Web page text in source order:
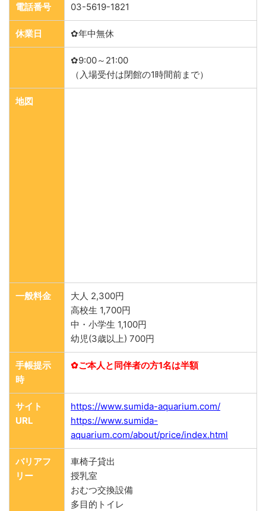
電話番号 03-5619-1821
休業日 ✿年中無休
✿9:00～21:00
（入場受付は閉館の1時間前まで）
地図
一般料金
大人 2,300円
高校生 1,700円
中・小学生 1,100円
幼児(3歳以上) 700円
手帳提示
時
✿ご本人と同伴者の方1名は半額
サイト
URL
https://www.sumida-aquarium.com/
https://www.sumida-
aquarium.com/about/price/index.html
バリアフ
リー
車椅子貸出
授乳室
おむつ交換設備
多目的トイレ